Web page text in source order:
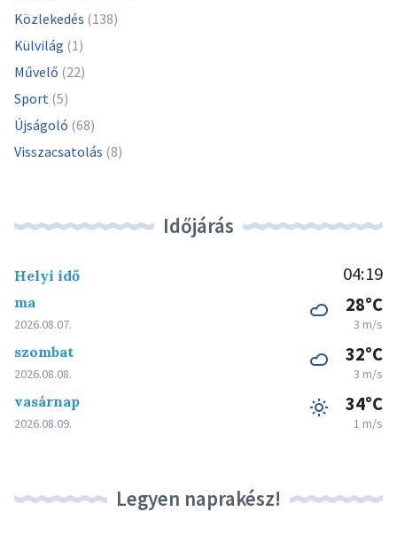
Közlekedés (138)
Külvilág (1)
Művelő (22)
Sport (5)
Újságoló (68)
Visszacsatolás (8)
Időjárás
Helyi idő 04:19
ma
2026.08.07.
28°C
3 m/s
szombat
2026.08.08.
32°C
3 m/s
vasárnap
2026.08.09.
34°C
1 m/s
Legyen naprakész!